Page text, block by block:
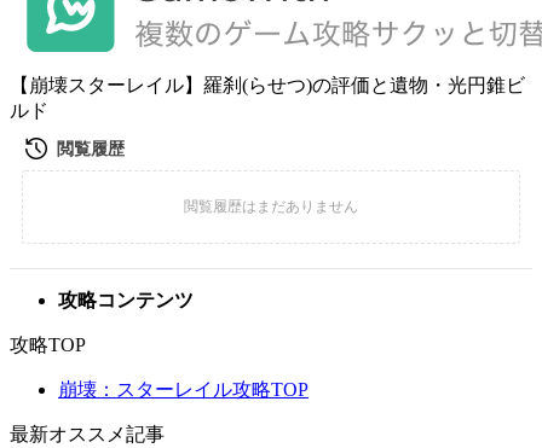
【崩壊スターレイル】羅刹(らせつ)の評価と遺物・光円錐ビ
ルド
攻略コンテンツ
攻略TOP
崩壊：スターレイル攻略TOP
最新オススメ記事